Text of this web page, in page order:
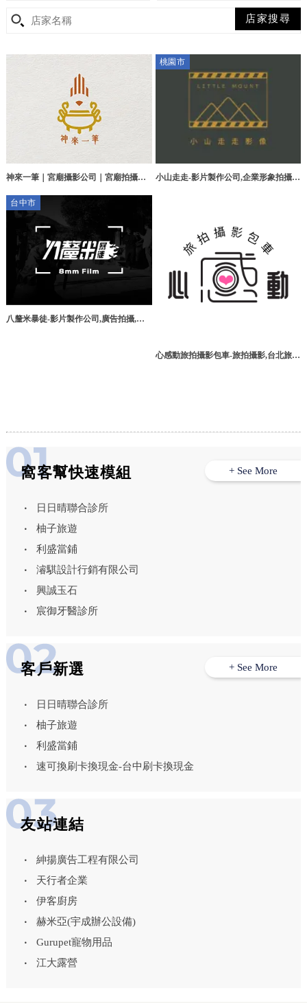
神來一筆｜宮廟攝影公司｜宮廟拍攝推
片製作公司
桃園市
小山走走-影片製作公司,企業形象拍攝,
台中市
八釐米暴徒-影片製作公司,廣告拍攝,台
心感動旅拍攝影包車-旅拍攝影,台北旅拍
窩客幫快速模組
日日晴聯合診所
柚子旅遊
利盛當鋪
濬騏設計行銷有限公司
興誠玉石
宸御牙醫診所
+ See More
客戶新選
日日晴聯合診所
柚子旅遊
利盛當鋪
速可換刷卡換現金-台中刷卡換現金
+ See More
友站連結
紳揚廣告工程有限公司
天行者企業
伊客廚房
赫米亞(宇成辦公設備)
Gurupet寵物用品
江大露營